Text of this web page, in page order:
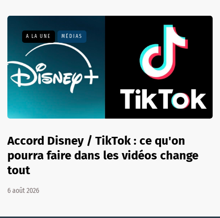
A LA UNE MÉDIAS
Accord Disney / TikTok : ce qu'on
pourra faire dans les vidéos change
tout
6 août 2026